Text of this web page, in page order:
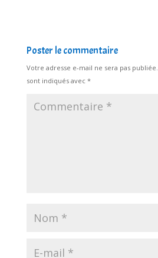
Poster le commentaire
Votre adresse e-mail ne sera pas publiée.
sont indiqués avec *